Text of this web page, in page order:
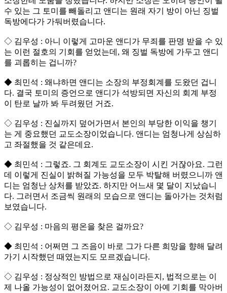
수 있는 그 토미를 빼돌리고 앤디는 원래 자기 방이 아닌 징벌
독방에다가 가둬버렸습니다.
◇ 김우성 : 아니 이렇게 고마운 앤디가 무죄를 판명 받을 수 있
는 이런 절호의 기회를 얻었는데, 왜 징벌 독방에 가두고 앤디
를 괴롭히는 겁니까?
◆ 최민석 : 왜냐하면 앤디는 소장의 부정회계를 도왔던 겁니
다. 결국 토미의 증언으로 앤디가 석방되면 자신의 회계 부정
이 탄로 날까 봐 두려웠던 거죠.
◇ 김우성 : 진실까지 덮어가면서 본인의 부당한 이익을 챙기
는 게 중요했던 교도소장이었습니다. 앤디는 엄청나게 상심하
고 좌절했을 것 같은데요.
◆ 최민석 : 그렇죠. 그 회계도 교도소장이 시킨 거잖아요. 그런
데 이렇게 진실이 밝혀질 가능성을 모두 박탈해 버렸으니까 앤
디는 엄청난 상처를 받았죠. 하지만 어느새 몇 달이 지났습니
다. 그러면서 조금씩 원래의 모습으로 앤디는 돌아가는 것처럼
보였습니다.
◇ 김우성 : 마음의 평온을 찾은 걸까요?
◆ 최민석 : 어쩌면 그 즈음이 바로 그가 다른 희망을 향해 달려
가기 시작했던 때였는지도 모르겠습니다.
◇ 김우성 : 정상적인 방법으로 재심이라든지, 법적으로는 이
제 나올 가능성이 없어졌어요. 교도소장이 아예 기회를 막아버